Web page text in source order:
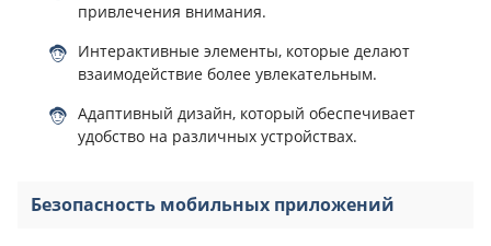
привлечения внимания.
Интерактивные элементы, которые делают
взаимодействие более увлекательным.
Адаптивный дизайн, который обеспечивает
удобство на различных устройствах.
Безопасность мобильных приложений